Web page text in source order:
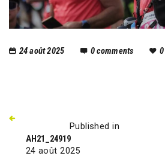
24 août 2025 0comments 0
Published in
AH21_24919
24 août 2025